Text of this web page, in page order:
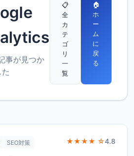
事が見つか
📋
全
カ
テ
ゴ
リ
一
覧
🏠
ホ
ー
ム
に
戻
る
SEO対策 ★★★★ ☆4.8